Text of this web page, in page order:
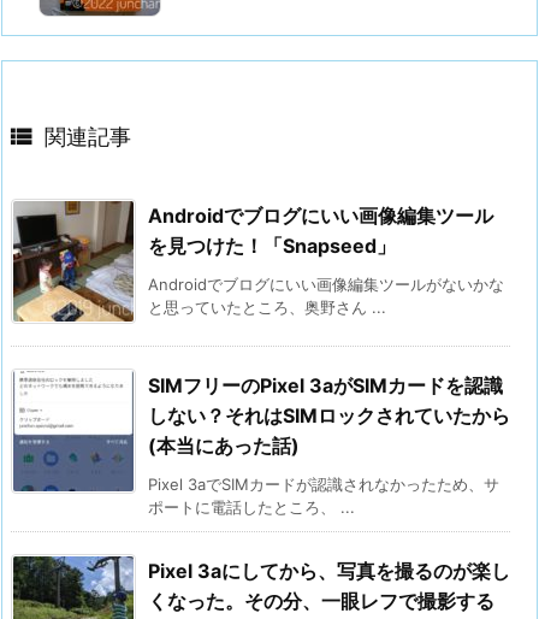
 関連記事
Androidでブログにいい画像編集ツール
を見つけた！「Snapseed」
Androidでブログにいい画像編集ツールがないかな
と思っていたところ、奥野さん ...
SIMフリーのPixel 3aがSIMカードを認識
しない？それはSIMロックされていたから
(本当にあった話)
Pixel 3aでSIMカードが認識されなかったため、サ
ポートに電話したところ、 ...
Pixel 3aにしてから、写真を撮るのが楽し
くなった。その分、一眼レフで撮影する